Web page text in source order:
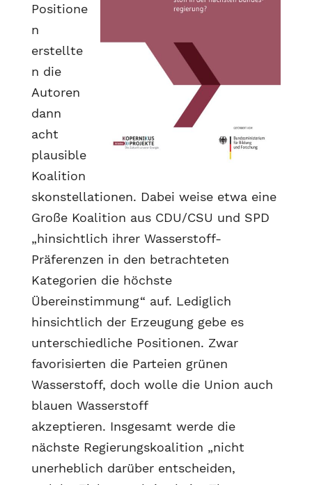
Positione
n
erstellte
n die
Autoren
dann
acht
plausible
Koalition
skonstellationen. Dabei weise etwa eine
Große Koalition aus CDU/CSU und SPD
„hinsichtlich ihrer Wasserstoff-
Präferenzen in den betrachteten
Kategorien die höchste
Übereinstimmung“ auf. Lediglich
hinsichtlich der Erzeugung gebe es
unterschiedliche Positionen. Zwar
favorisierten die Parteien grünen
Wasserstoff, doch wolle die Union auch
blauen Wasserstoff
akzeptieren. Insgesamt werde die
nächste Regierungskoalition „nicht
unerheblich darüber entscheiden,